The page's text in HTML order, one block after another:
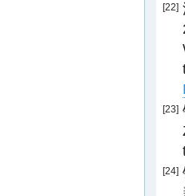
[22]
[23]
[24]